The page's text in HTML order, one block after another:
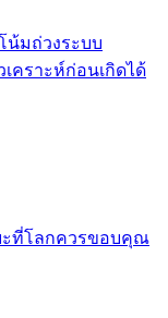
น้มถ่วงระบบ
คราะห์ก่อนเกิดได้
ยะที่โลกควรขอบคุณ